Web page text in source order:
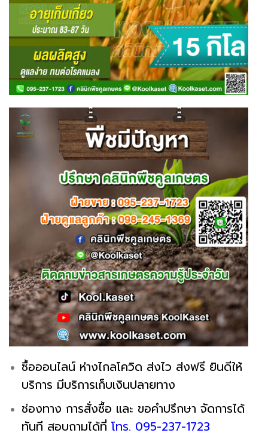
ซื้อออนไลน์ ห่างไกลโควิด ส่งไว ส่งฟรี ยินดีให้
บริการ มีบริการเก็บเงินปลายทาง
ช่องทาง การสั่งซื้อ และ ขอคำปรึกษา จัดการได้
ทันที สอบถามได้ที่ โทร. 095-237-1723